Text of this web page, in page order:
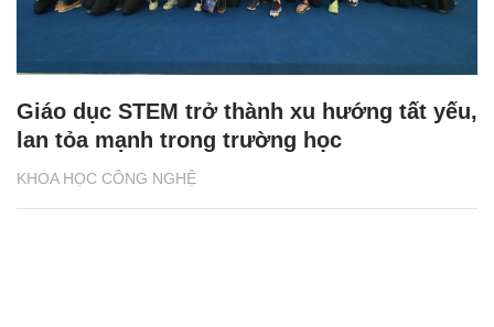
KHOA HỌC CÔNG NGHỆ
Giáo dục STEM trở thành xu hướng tất yếu,
lan tỏa mạnh trong trường học